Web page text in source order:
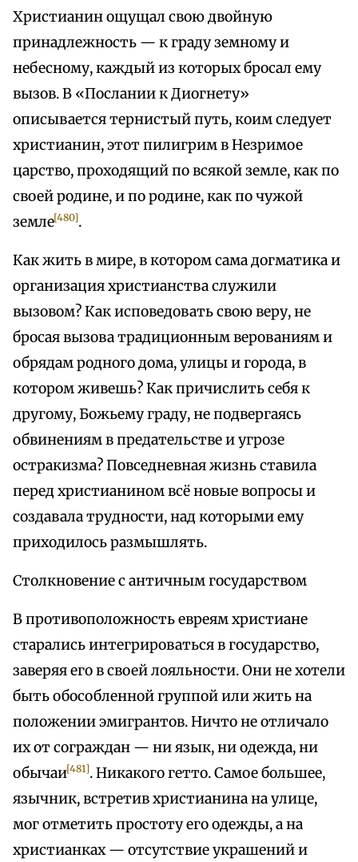
Христианин ощущал свою двойную
принадлежность — к граду земному и
небесному, каждый из которых бросал ему
вызов. В «Послании к Диогнету»
описывается тернистый путь, коим следует
христианин, этот пилигрим в Незримое
царство, проходящий по всякой земле, как по
своей родине, и по родине, как по чужой
земле[480].
Как жить в мире, в котором сама догматика и
организация христианства служили
вызовом? Как исповедовать свою веру, не
бросая вызова традиционным верованиям и
обрядам родного дома, улицы и города, в
котором живешь? Как причислить себя к
другому, Божьему граду, не подвергаясь
обвинениям в предательстве и угрозе
остракизма? Повседневная жизнь ставила
перед христианином всё новые вопросы и
создавала трудности, над которыми ему
приходилось размышлять.
Столкновение с античным государством
В противоположность евреям христиане
старались интегрироваться в государство,
заверяя его в своей лояльности. Они не хотели
быть обособленной группой или жить на
положении эмигрантов. Ничто не отличало
их от сограждан — ни язык, ни одежда, ни
обычаи[481]. Никакого гетто. Самое большее,
язычник, встретив христианина на улице,
мог отметить простоту его одежды, а на
христианках — отсутствие украшений и